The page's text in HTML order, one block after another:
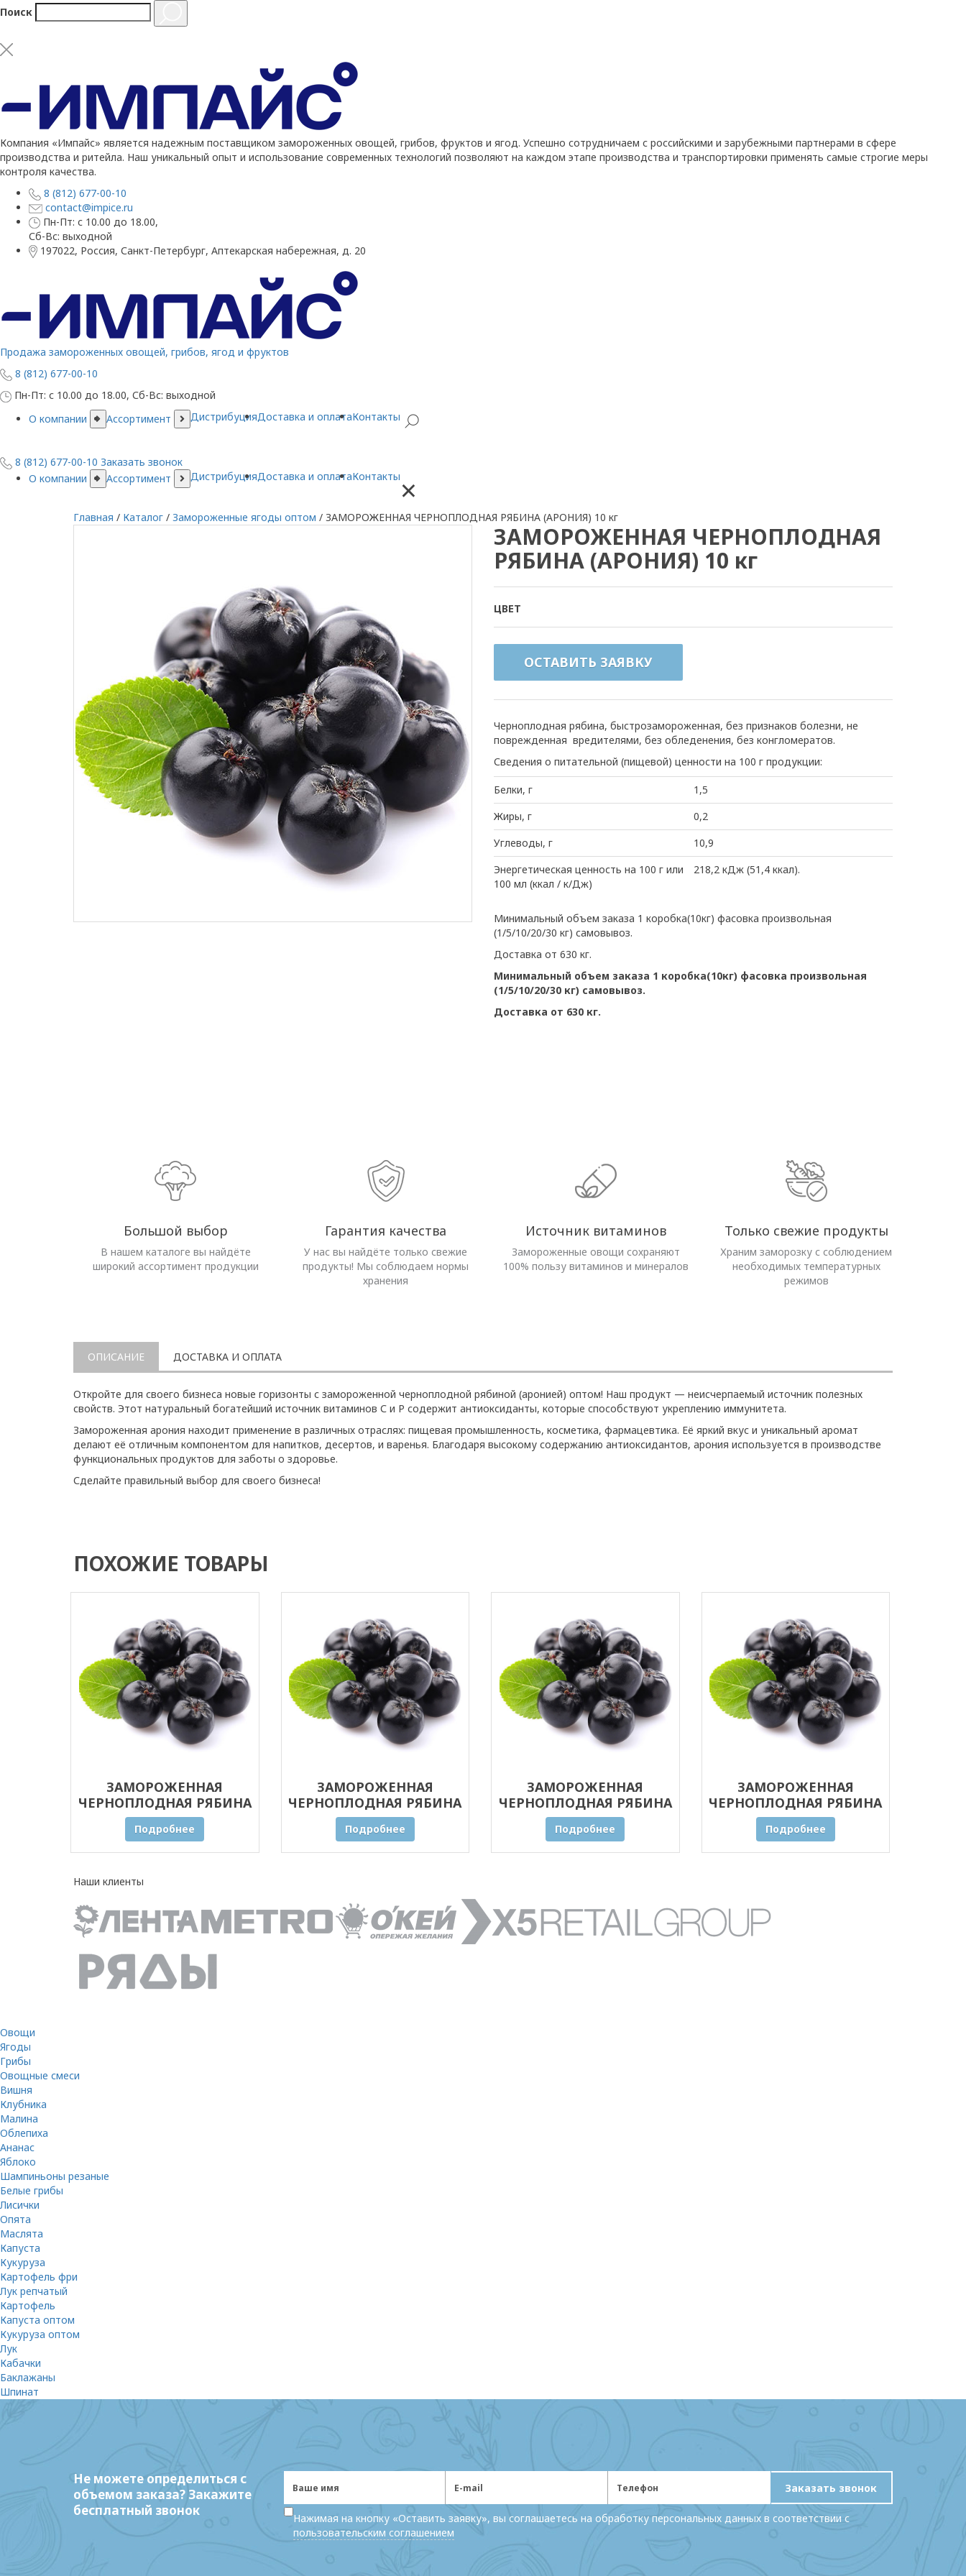
Поиск
Компания «Импайс» является надежным поставщиком замороженных овощей, грибов, фруктов и ягод. Успешно сотрудничаем с российскими и зарубежными партнерами в сфере
производства и ритейла. Наш уникальный опыт и использование современных технологий позволяют на каждом этапе производства и транспортировки применять самые строгие меры
контроля качества.
8 (812) 677-00-10
contact@impice.ru
Пн-Пт: с 10.00 до 18.00,
Сб-Вс: выходной
197022, Россия, Санкт-Петербург, Аптекарская набережная, д. 20
Продажа замороженных овощей, грибов, ягод и фруктов
8 (812) 677-00-10
Пн-Пт: с 10.00 до 18.00, Сб-Вс: выходной
О компании
Ассортимент ДистрибуцияДоставка и оплатаКонтакты
8 (812) 677-00-10 Заказать звонок
О компании
Ассортимент ДистрибуцияДоставка и оплатаКонтакты×
Главная / Каталог / Замороженные ягоды оптом / ЗАМОРОЖЕННАЯ ЧЕРНОПЛОДНАЯ РЯБИНА (АРОНИЯ) 10 кг
ЗАМОРОЖЕННАЯ ЧЕРНОПЛОДНАЯ
РЯБИНА (АРОНИЯ) 10 кг
ЦВЕТ
ОСТАВИТЬ ЗАЯВКУ
Черноплодная рябина, быстрозамороженная, без признаков болезни, не
поврежденная вредителями, без обледенения, без конгломератов.
Сведения о питательной (пищевой) ценности на 100 г продукции:
Белки, г
1,5
Жиры, г
0,2
Углеводы, г
10,9
Энергетическая ценность на 100 г или
100 мл (ккал / к/Дж)
218,2 кДж (51,4 ккал).
Минимальный объем заказа 1 коробка(10кг) фасовка произвольная
(1/5/10/20/30 кг) самовывоз.
Доставка от 630 кг.
Минимальный объем заказа 1 коробка(10кг) фасовка произвольная
(1/5/10/20/30 кг) самовывоз.
Доставка от 630 кг.
Большой выбор
В нашем каталоге вы найдёте
широкий ассортимент продукции
Гарантия качества
У нас вы найдёте только свежие
продукты! Мы соблюдаем нормы
хранения
Источник витаминов
Замороженные овощи сохраняют
100% пользу витаминов и минералов
Только свежие продукты
Храним заморозку с соблюдением
необходимых температурных
режимов
ОПИСАНИЕ ДОСТАВКА И ОПЛАТА
Откройте для своего бизнеса новые горизонты с замороженной черноплодной рябиной (аронией) оптом! Наш продукт — неисчерпаемый источник полезных
свойств. Этот натуральный богатейший источник витаминов С и Р содержит антиоксиданты, которые способствуют укреплению иммунитета.
Замороженная арония находит применение в различных отраслях: пищевая промышленность, косметика, фармацевтика. Её яркий вкус и уникальный аромат
делают её отличным компонентом для напитков, десертов, и варенья. Благодаря высокому содержанию антиоксидантов, арония используется в производстве
функциональных продуктов для заботы о здоровье.
Сделайте правильный выбор для своего бизнеса!
ПОХОЖИЕ ТОВАРЫ
ЗАМОРОЖЕННАЯ
ЧЕРНОПЛОДНАЯ РЯБИНА
(АРОНИЯ) 30 КГ
Подробнее
ЗАМОРОЖЕННАЯ
ЧЕРНОПЛОДНАЯ РЯБИНА
(АРОНИЯ) 20 КГ
Подробнее
ЗАМОРОЖЕННАЯ
ЧЕРНОПЛОДНАЯ РЯБИНА
(АРОНИЯ) 5 КГ
Подробнее
ЗАМОРОЖЕННАЯ
ЧЕРНОПЛОДНАЯ РЯБИНА
(АРОНИЯ) 1 КГ
Подробнее
Наши клиенты
Овощи
Ягоды
Грибы
Овощные смеси
Вишня
Клубника
Малина
Облепиха
Ананас
Яблоко
Шампиньоны резаные
Белые грибы
Лисички
Опята
Маслята
Капуста
Кукуруза
Картофель фри
Лук репчатый
Картофель
Капуста оптом
Кукуруза оптом
Лук
Кабачки
Баклажаны
Шпинат
Не можете определиться с
объемом заказа? Закажите
бесплатный звонок
Заказать звонок
Нажимая на кнопку «Оставить заявку», вы соглашаетесь на обработку персональных данных в соответствии с
пользовательским соглашением